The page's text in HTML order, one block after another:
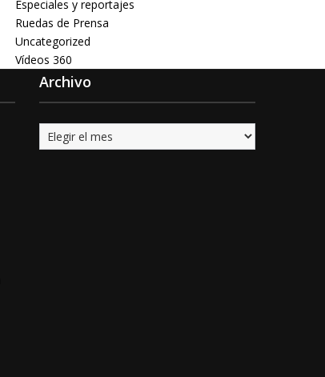
Especiales y reportajes
Ruedas de Prensa
Uncategorized
Vídeos 360
Archivo
Archivo